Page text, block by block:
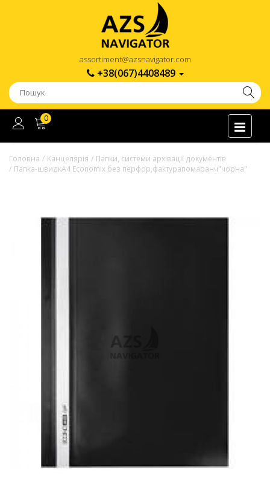
assortiment@azsnavigator.com
+38(067)4408489
0
Головна Канцелярія
Папки, системи архівації документів
Папка-швидкА4 Economix без перфор,фактурапомаранч"чорна"